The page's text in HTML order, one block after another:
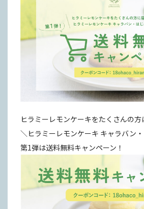
ヒラミーレモンケーキをたくさんの方
＼ヒラミーレモンケーキ キャラバン
第1弾は送料無料キャンペーン！